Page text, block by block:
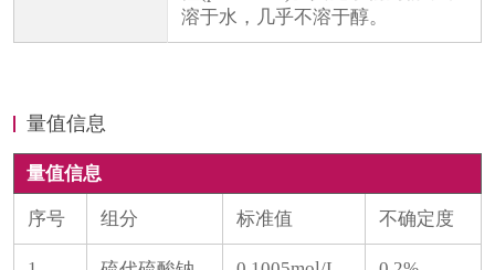
溶于水，几乎不溶于醇。
量值信息
量值信息
序号 组分 标准值 不确定度